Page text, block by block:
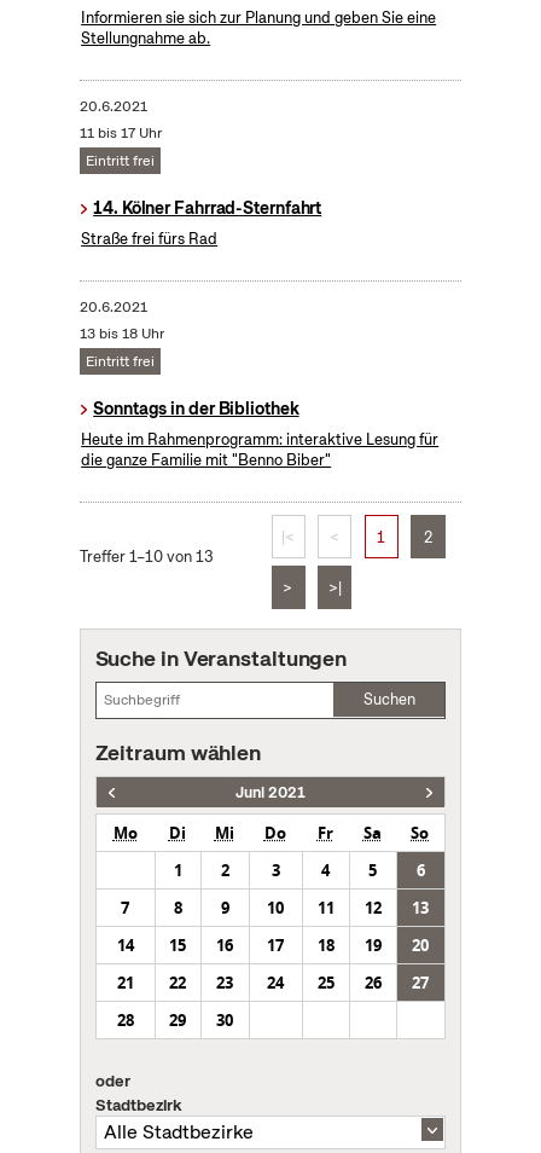
Informieren sie sich zur Planung und geben Sie eine
Stellungnahme ab.
20.6.2021
11 bis 17 Uhr
Eintritt frei
14. Kölner Fahrrad-Sternfahrt
Straße frei fürs Rad
20.6.2021
13 bis 18 Uhr
Eintritt frei
Sonntags in der Bibliothek
Heute im Rahmenprogramm: interaktive Lesung für
die ganze Familie mit "Benno Biber"
Treffer 1–10 von 13
|< < 1 2
> >|
Suche in Veranstaltungen
Suchen
Zeitraum wählen
Juni 2021
Mo Di Mi Do Fr Sa
So
1
2 3 4 5
6
7
8 9 10 11 12
13
14
15 16 17 18 19
20
21
22 23 24 25 26
27
28
29 30
oder
Stadtbezirk